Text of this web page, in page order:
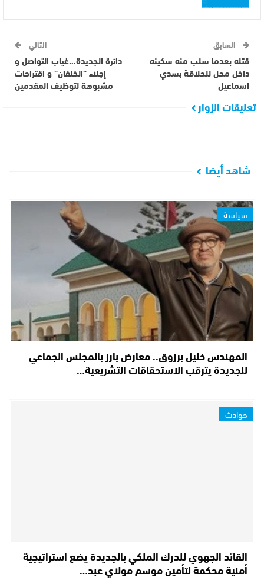
السابق
قتله بعدما سلب منه سكينه
داخل محل للحلاقة بسدي
اسماعيل
التالي
دائرة الجديدة…غياب التواصل و
إجلاء ”الخلفان” و اقتراحات
مشبوهة لتوظيف المقدمين
تعليقات الزوار
شاهد أيضا
سياسة
المهندس خليل برزوق.. معارض بارز بالمجلس الجماعي
للجديدة يترقب الاستحقاقات التشريعية…
حوادث
القائد الجهوي للدرك الملكي بالجديدة يضع استراتيجية
أمنية محكمة لتأمين موسم مولاي عبد…